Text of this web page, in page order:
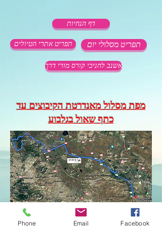
דף הנחיות
תפריט אתרי הטיולים
אשנב לחניכי קורס מורי דרך
תפריט מסלולי יום
מפת מסלול מאנדרטת הקיבוצים עד
כתף שאול בגלבוע
Phone Email Facebook